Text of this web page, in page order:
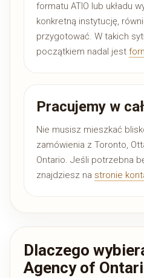
formatu ATIO lub układu
konkretną instytucję,
przygotować. W takich
początkiem nadal jest
Pracujemy w
Nie musisz mieszkać
zamówienia z Toronto,
Ontario. Jeśli potrzebna
znajdziesz na stronie
Dlaczego
Agency of